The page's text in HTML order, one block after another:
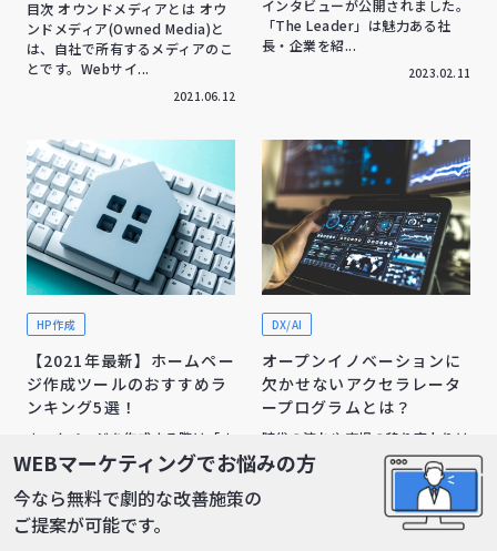
目次 オウンドメディアとは オウ
ンドメディア(Owned Media)と
は、自社で所有するメディアのこ
とです。Webサイ...
2021.06.12
インタビューが公開されました。
「The Leader」は魅力ある社
長・企業を紹...
2023.02.11
HP作成
【2021年最新】ホームペー
ジ作成ツールのおすすめラ
ンキング5選！
ホームページを作成する際は「ホ
ームページ作成ツール」を活用す
るのがおすすめです。勿論、
HTMLやCSSといった専門知識
を...
DX/AI
オープンイノベーションに
欠かせないアクセラレータ
ープログラムとは？
時代の流れや市場の移り変わりは
激しさを増し、商材やサービスに
おけるプロダクトライフサイクル
の短期化が顕著になってきてい
WEBマーケティングでお悩みの方
今なら無料で劇的な改善施策の
ご提案が可能です。